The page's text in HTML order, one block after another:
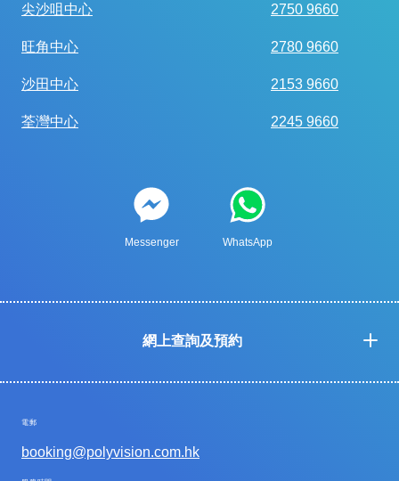
尖沙咀中心 2750 9660
旺角中心 2780 9660
沙田中心 2153 9660
荃灣中心 2245 9660
Messenger WhatsApp
網上查詢及預約
電郵
booking@polyvision.com.hk